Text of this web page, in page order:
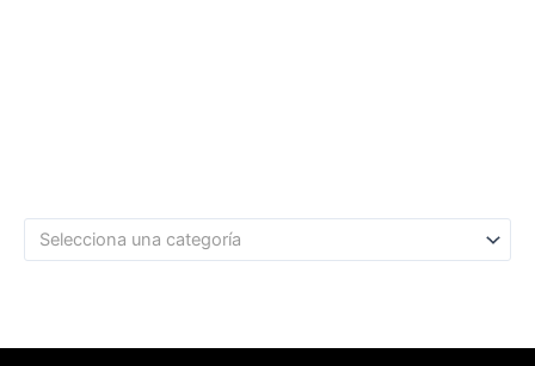
Selecciona una categoría